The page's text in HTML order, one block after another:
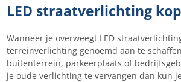
LED straatverlichting
Wanneer je overweegt LED
terreinverlichting genoemd aan te
buitenterrein, parkeerplaats of
je oude verlichting te vervangen dan kun